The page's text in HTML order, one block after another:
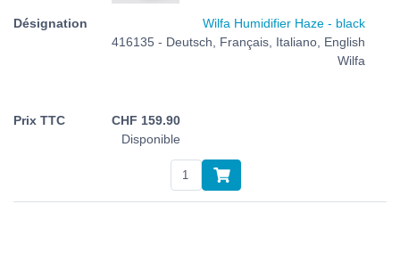
Wilfa Humidifier Haze - black
416135 - Deutsch, Français, Italiano, English
Wilfa
CHF 159.90
Disponible